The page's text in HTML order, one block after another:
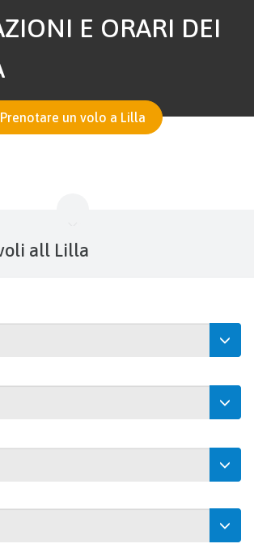
E ORARI DEI
Prenotare un volo a Lilla
all Lilla